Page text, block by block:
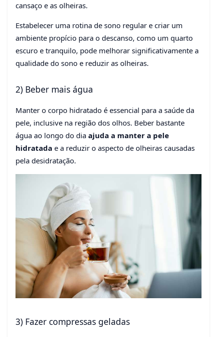
cansaço e as olheiras.
Estabelecer uma rotina de sono regular e criar um
ambiente propício para o descanso, como um quarto
escuro e tranquilo, pode melhorar significativamente a
qualidade do sono e reduzir as olheiras.
2) Beber mais água
Manter o corpo hidratado é essencial para a saúde da
pele, inclusive na região dos olhos. Beber bastante
água ao longo do dia ajuda a manter a pele
hidratada e a reduzir o aspecto de olheiras causadas
pela desidratação.
3) Fazer compressas geladas